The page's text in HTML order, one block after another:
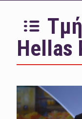
Hellas